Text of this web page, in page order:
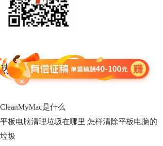
热门文章
CleanMyMac是什么
平板电脑清理垃圾在哪里 怎样清除平板电脑的
垃圾